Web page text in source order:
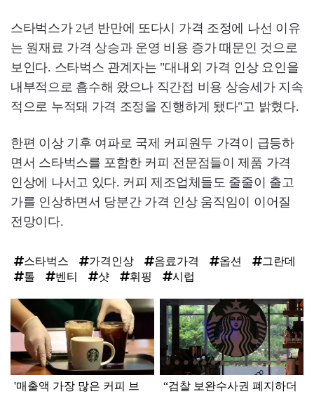
스타벅스가 2년 반만에 또다시 가격 조정에 나선 이유
는 원재료 가격 상승과 운영 비용 증가 때문인 것으로
보인다. 스타벅스 관계자는 "대내외 가격 인상 요인을
내부적으로 흡수해 왔으나 직간접 비용 상승세가 지속
적으로 누적돼 가격 조정을 진행하게 됐다"고 밝혔다.
한편 이상 기후 여파로 국제 커피원두 가격이 급등하
면서 스타벅스를 포함한 커피 전문점들이 제품 가격
인상에 나서고 있다. 커피 제조업체들도 줄줄이 출고
가를 인상하면서 당분간 가격 인상 움직임이 이어질
전망이다.
스타벅스 가격인상 음료가격 옵션
그란데
톨
벤티 샷 휘핑 시럽
탑
라
인
'매출액 가장 많은 커피 브
“검찰 보완수사권 폐지하더